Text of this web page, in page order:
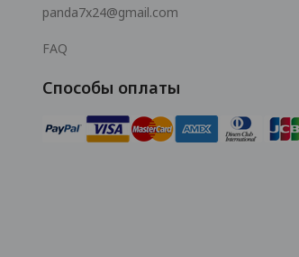
panda7x24@gmail.com
FAQ
Способы оплаты